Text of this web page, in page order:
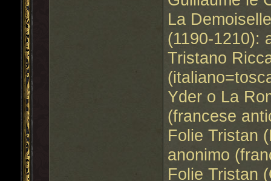
La
(1190-1210):
Tristano
Yder o La
(francese
Folie Tristan
anonimo
Folie Tristan